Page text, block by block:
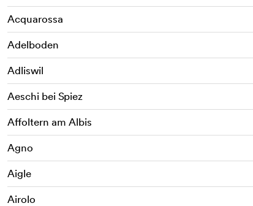
Acquarossa
Adelboden
Adliswil
Aeschi bei Spiez
Affoltern am Albis
Agno
Aigle
Airolo
o